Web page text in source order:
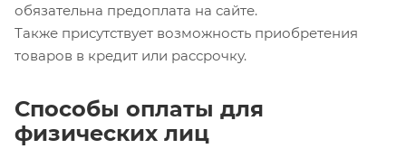
обязательна предоплата на сайте.
Также присутствует возможность приобретения
товаров в кредит или рассрочку.
Способы оплаты для
физических лиц